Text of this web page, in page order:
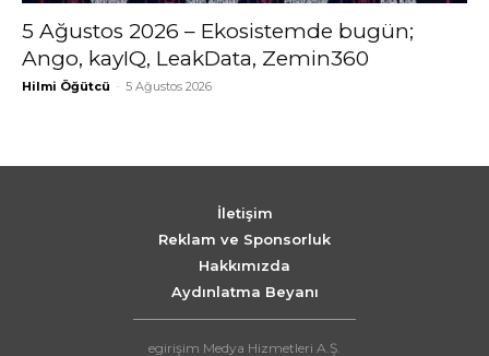
5 Ağustos 2026 – Ekosistemde bugün;
Ango, kayIQ, LeakData, Zemin360
Hilmi Öğütcü - 5 Ağustos 2026
İletişim
Reklam ve Sponsorluk
Hakkımızda
Aydınlatma Beyanı
egirişim Medya Hizmetleri A.Ş.